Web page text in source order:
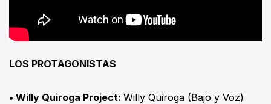
LOS PROTAGONISTAS
• Willy Quiroga Project: Willy Quiroga (Bajo y Voz)